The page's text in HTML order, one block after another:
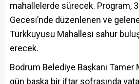
mahallelerde sürecek. Program,
Gecesi’nde düzenlenen ve
Türkkuyusu Mahallesi sahur
erecek.
Bodrum Belediye Başkanı Tamer
gün başka bir iftar sofrasında